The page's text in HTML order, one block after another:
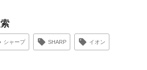
シャープ SHARP イオン